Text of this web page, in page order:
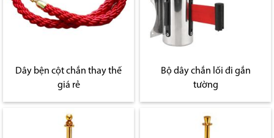
Dây bện cột chắn thay thế
giá rẻ
Bộ dây chắn lối đi gắn
tường